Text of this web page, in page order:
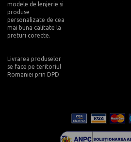
modele de lenjerie si
produse
personalizate de cea
mai buna calitate la
preturi corecte.
Livrarea produselor
se face pe teritoriul
Romaniei prin DPD